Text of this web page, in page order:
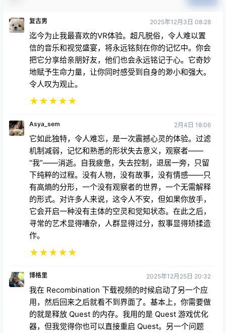
复古男 2025年12月3日 08:28
迄今为止我最喜欢的VR体验。超凡脱俗，令人难以置
信的音乐和视觉盛宴，将永远铭刻在你的记忆中。你会
把它分享给亲朋好友，他们也会永远铭记于心。它奇妙
地赋予生命力量，让你同时感受到自身的渺小和强大。
令人叹为观止。
★★★★★
Asya_sem 2月4日 18:06
它如此独特，令人难忘，是一次震撼心灵的体验。过滤
机制减弱，记忆和熟悉的形状失去意义，观察者——
“我”——消逝。自我疲惫，失去控制，退居一旁，只留
下纯粹的过程。没有人物，没有故事，没有情感——只
有高熵的分形，一个没有观察者的世界，一个无需解释
的形式。对许多人来说，这令人不安，但如果你放手，
它会开启一种没有主体的空灵和觉知状态。在此之后，
寻常的艺术显得嘈杂，人群显得过分，叙事显得矫揉造
作。
★★★★★
博格里 2025年12月25日 20:32
我在 Recombination 下载视频的时候启动了另一个应
用，然后回来之后就看不到界面了。基本上，你需要做
的就是释放 Quest 的内存。我用的是 Quest 游戏优化
器，但我觉得你也可以直接重启 Quest。另一个问题